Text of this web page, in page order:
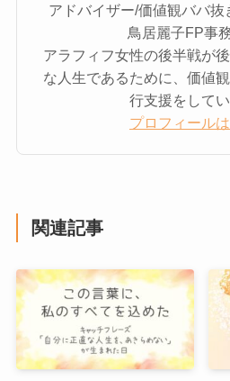
アドバイザー/価値観ババ
鳥居麗子FP事
アラフィフ女性の後半戦が
な人生であるために、価値
行支援をしてい
プロフィール
関連記事